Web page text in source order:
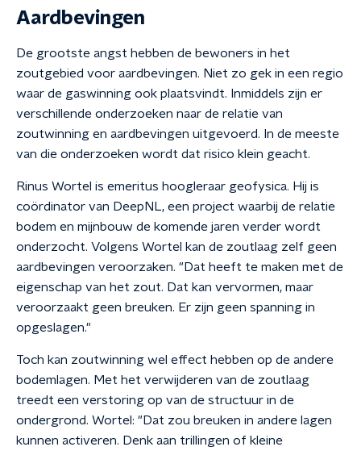
Aardbevingen
De grootste angst hebben de bewoners in het
zoutgebied voor aardbevingen. Niet zo gek in een regio
waar de gaswinning ook plaatsvindt. Inmiddels zijn er
verschillende onderzoeken naar de relatie van
zoutwinning en aardbevingen uitgevoerd. In de meeste
van die onderzoeken wordt dat risico klein geacht.
Rinus Wortel is emeritus hoogleraar geofysica. Hij is
coördinator van DeepNL, een project waarbij de relatie
bodem en mijnbouw de komende jaren verder wordt
onderzocht. Volgens Wortel kan de zoutlaag zelf geen
aardbevingen veroorzaken. "Dat heeft te maken met de
eigenschap van het zout. Dat kan vervormen, maar
veroorzaakt geen breuken. Er zijn geen spanning in
opgeslagen."
Toch kan zoutwinning wel effect hebben op de andere
bodemlagen. Met het verwijderen van de zoutlaag
treedt een verstoring op van de structuur in de
ondergrond. Wortel: "Dat zou breuken in andere lagen
kunnen activeren. Denk aan trillingen of kleine